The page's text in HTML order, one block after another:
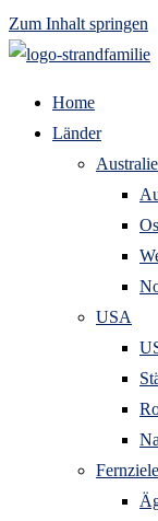
Zum Inhalt springen
Home
Länder
USA
Fernziele